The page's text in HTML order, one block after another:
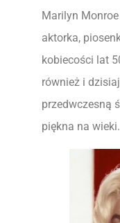
Marilyn
aktorka,
kobiecości lat
również i
przedwczesną
piękna na wieki.